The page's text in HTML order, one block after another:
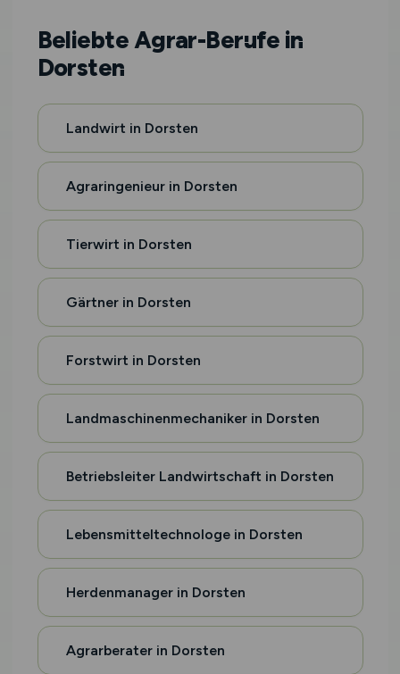
Beliebte Agrar-Berufe in
Dorsten
Landwirt in Dorsten
Agraringenieur in Dorsten
Tierwirt in Dorsten
Gärtner in Dorsten
Forstwirt in Dorsten
Landmaschinenmechaniker in Dorsten
Betriebsleiter Landwirtschaft in Dorsten
Lebensmitteltechnologe in Dorsten
Herdenmanager in Dorsten
Agrarberater in Dorsten